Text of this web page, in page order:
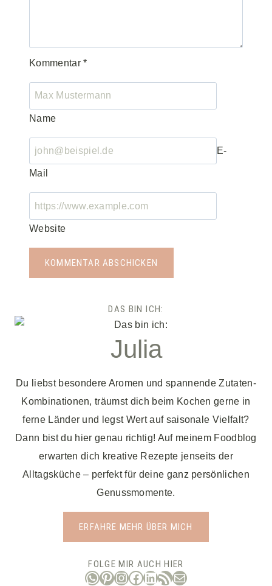
Kommentar*
Name
E-
Mail
Website
DAS BIN ICH:
Julia
Du liebst besondere Aromen und spannende Zutaten-
Kombinationen, träumst dich beim Kochen gerne in
ferne Länder und legst Wert auf saisonale Vielfalt?
Dann bist du hier genau richtig! Auf meinem Foodblog
erwarten dich kreative Rezepte jenseits der
Alltagsküche – perfekt für deine ganz persönlichen
Genussmomente.
ERFAHRE MEHR ÜBER MICH
FOLGE MIR AUCH HIER
WhatsApp
Pinterest
Instagram
Facebook
LinkedIn
RSS-Feed
E-Mail